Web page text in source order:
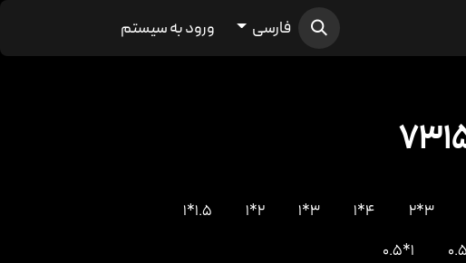
فارسی ورود به سیستم
3*2
4*1
3*1
2*1
1.5*1
1*0.5